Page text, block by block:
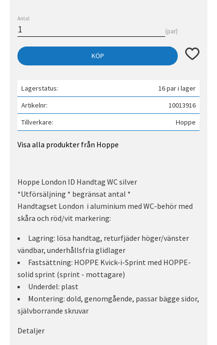
Antal
par
KÖP Lägg till
Lagerstatus
16 par i lager
Artikelnr
10013916
Tillverkare
Hoppe
Visa alla produkter från Hoppe
Hoppe London ID Handtag WC silver
*Utförsäljning * begränsat antal *
Handtagset London i aluminium med WC-behör med
skåra och röd/vit markering:
Lagring: lösa handtag, returfjäder höger/vänster
vändbar, underhållsfria glidlager
Fastsättning: HOPPE Kvick-i-Sprint med HOPPE-
solid sprint (sprint - mottagare)
Underdel: plast
Montering: dold, genomgående, passar bägge sidor,
självborrande skruvar
Detaljer